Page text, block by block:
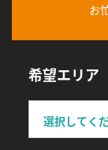
お
希望エリア